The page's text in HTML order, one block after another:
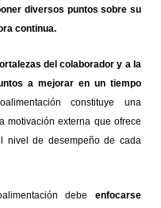
diversos puntos sobre su
continua.
del colaborador y a la
a mejorar en un tiempo
constituye una
motivación externa que ofrece
nivel de desempeño de cada
debe enfocarse